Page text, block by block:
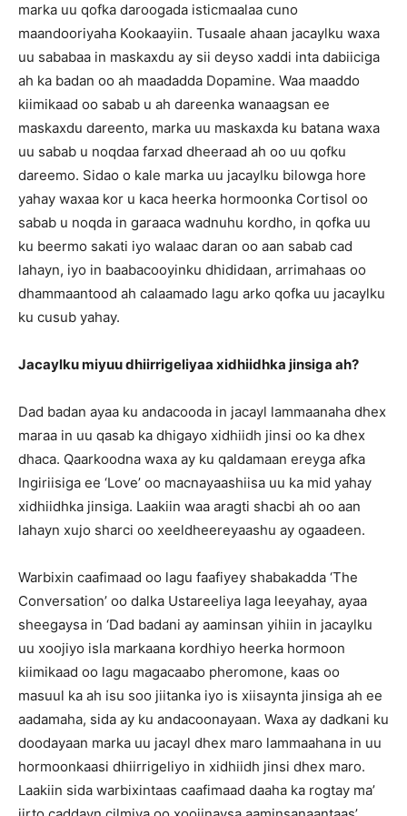
marka uu qofka daroogada isticmaalaa cuno
maandooriyaha Kookaayiin. Tusaale ahaan jacaylku waxa
uu sababaa in maskaxdu ay sii deyso xaddi inta dabiiciga
ah ka badan oo ah maadadda Dopamine. Waa maaddo
kiimikaad oo sabab u ah dareenka wanaagsan ee
maskaxdu dareento, marka uu maskaxda ku batana waxa
uu sabab u noqdaa farxad dheeraad ah oo uu qofku
dareemo. Sidao o kale marka uu jacaylku bilowga hore
yahay waxaa kor u kaca heerka hormoonka Cortisol oo
sabab u noqda in garaaca wadnuhu kordho, in qofka uu
ku beermo sakati iyo walaac daran oo aan sabab cad
lahayn, iyo in baabacooyinku dhididaan, arrimahaas oo
dhammaantood ah calaamado lagu arko qofka uu jacaylku
ku cusub yahay.
Jacaylku miyuu dhiirrigeliyaa xidhiidhka jinsiga ah?
Dad badan ayaa ku andacooda in jacayl lammaanaha dhex
maraa in uu qasab ka dhigayo xidhiidh jinsi oo ka dhex
dhaca. Qaarkoodna waxa ay ku qaldamaan ereyga afka
Ingiriisiga ee ‘Love’ oo macnayaashiisa uu ka mid yahay
xidhiidhka jinsiga. Laakiin waa aragti shacbi ah oo aan
lahayn xujo sharci oo xeeldheereyaashu ay ogaadeen.
Warbixin caafimaad oo lagu faafiyey shabakadda ‘The
Conversation’ oo dalka Ustareeliya laga leeyahay, ayaa
sheegaysa in ‘Dad badani ay aaminsan yihiin in jacaylku
uu xoojiyo isla markaana kordhiyo heerka hormoon
kiimikaad oo lagu magacaabo pheromone, kaas oo
masuul ka ah isu soo jiitanka iyo is xiisaynta jinsiga ah ee
aadamaha, sida ay ku andacoonayaan. Waxa ay dadkani ku
doodayaan marka uu jacayl dhex maro lammaahana in uu
hormoonkaasi dhiirrigeliyo in xidhiidh jinsi dhex maro.
Laakiin sida warbixintaas caafimaad daaha ka rogtay ma’